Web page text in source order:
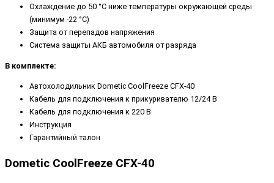
Охлаждение до 50 °C ниже температуры окружающей среды
(минимум -22 °C)
Защита от перепадов напряжения
Система защиты АКБ автомобиля от разряда
В комплекте:
Автохолодильник Dometic CoolFreeze CFX-40
Кабель для подключения к прикуривателю 12/24 В
Кабель для подключения к 220 В
Инструкция
Гарантийный талон
Dometic CoolFreeze CFX-40